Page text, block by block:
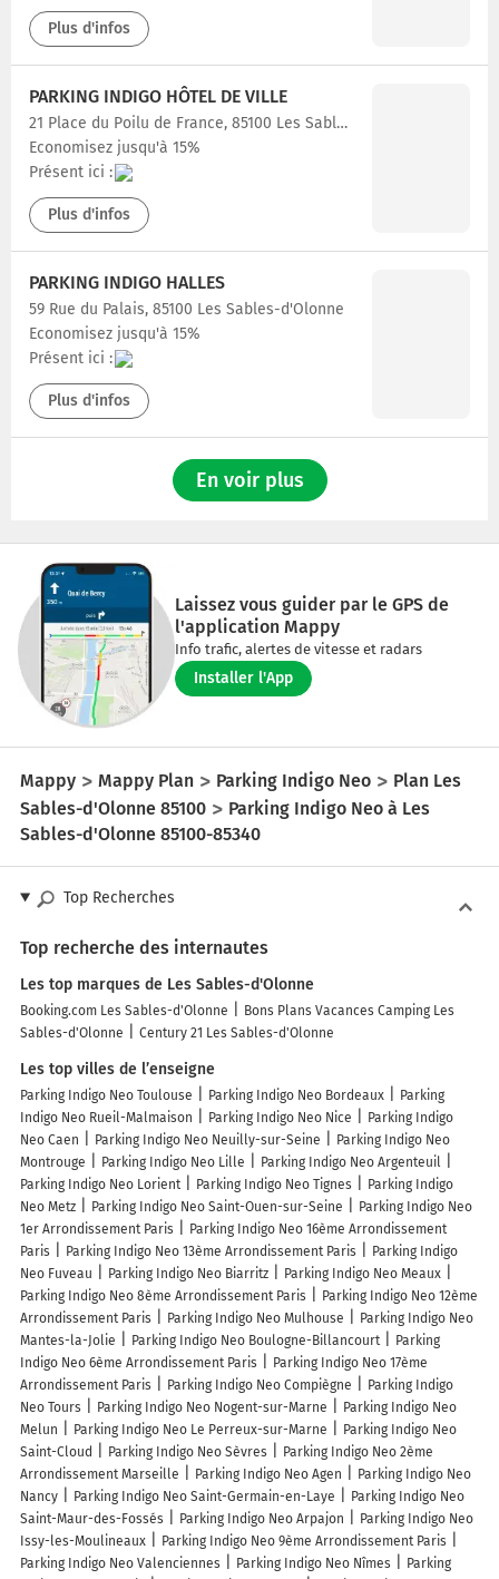
Plus d'infos
PARKING INDIGO HÔTEL DE VILLE
21 Place du Poilu de France, 85100 Les Sables-d'Olonne
Economisez jusqu'à 15%
Présent ici :
Plus d'infos
PARKING INDIGO HALLES
59 Rue du Palais, 85100 Les Sables-d'Olonne
Economisez jusqu'à 15%
Présent ici :
Plus d'infos
En voir plus
Laissez vous guider par le GPS de
l'application Mappy
Info trafic, alertes de vitesse et radars
Installer l'App
Mappy Mappy Plan Parking Indigo Neo
Plan Les
Sables-d'Olonne 85100
Parking Indigo Neo à Les
Sables-d'Olonne 85100-85340
Top Recherches
Top recherche des internautes
Les top marques de Les Sables-d'Olonne
Booking.com Les Sables-d'Olonne
Bons Plans Vacances Camping Les
Sables-d'Olonne
Century 21 Les Sables-d'Olonne
Les top villes de l’enseigne
Parking Indigo Neo Toulouse Parking Indigo Neo Bordeaux
Parking
Indigo Neo Rueil-Malmaison
Parking Indigo Neo Nice
Parking Indigo
Neo Caen
Parking Indigo Neo Neuilly-sur-Seine
Parking Indigo Neo
Montrouge
Parking Indigo Neo Lille
Parking Indigo Neo Argenteuil
Parking Indigo Neo Lorient
Parking Indigo Neo Tignes
Parking Indigo
Neo Metz
Parking Indigo Neo Saint-Ouen-sur-Seine
Parking Indigo Neo
1er Arrondissement Paris
Parking Indigo Neo 16ème Arrondissement
Paris
Parking Indigo Neo 13ème Arrondissement Paris
Parking Indigo
Neo Fuveau
Parking Indigo Neo Biarritz
Parking Indigo Neo Meaux
Parking Indigo Neo 8ème Arrondissement Paris
Parking Indigo Neo 12ème
Arrondissement Paris
Parking Indigo Neo Mulhouse
Parking Indigo Neo
Mantes-la-Jolie
Parking Indigo Neo Boulogne-Billancourt
Parking
Indigo Neo 6ème Arrondissement Paris
Parking Indigo Neo 17ème
Arrondissement Paris
Parking Indigo Neo Compiègne
Parking Indigo
Neo Tours
Parking Indigo Neo Nogent-sur-Marne
Parking Indigo Neo
Melun
Parking Indigo Neo Le Perreux-sur-Marne
Parking Indigo Neo
Saint-Cloud
Parking Indigo Neo Sèvres
Parking Indigo Neo 2ème
Arrondissement Marseille
Parking Indigo Neo Agen
Parking Indigo Neo
Nancy
Parking Indigo Neo Saint-Germain-en-Laye
Parking Indigo Neo
Saint-Maur-des-Fossés
Parking Indigo Neo Arpajon
Parking Indigo Neo
Issy-les-Moulineaux
Parking Indigo Neo 9ème Arrondissement Paris
Parking Indigo Neo Valenciennes
Parking Indigo Neo Nîmes
Parking